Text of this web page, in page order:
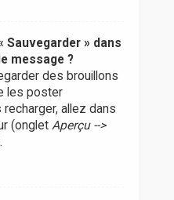
Sauvegarder » dans
message ?
des brouillons
les poster
allez dans
(onglet Aperçu -->